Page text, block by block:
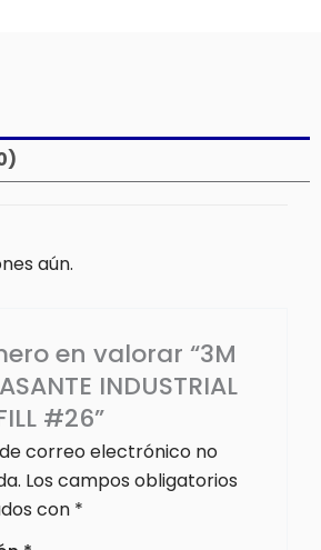
aún.
en valorar “3M
INDUSTRIAL
#26”
correo electrónico no
Los campos obligatorios
con *